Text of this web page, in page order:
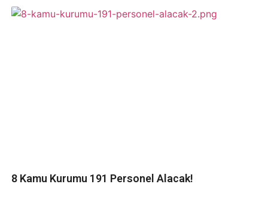
8 Kamu Kurumu 191 Personel Alacak!